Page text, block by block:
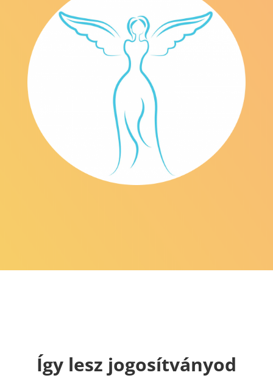
Így lesz jogosítványod